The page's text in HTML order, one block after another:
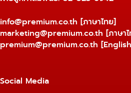
info@premium.co.th [ภาษาไทย]
marketing@premium.co.th [ภาษา
premium@premium.co.th
Social Media